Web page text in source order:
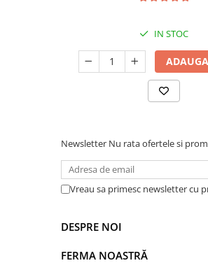
IN STOC
Newsletter Nu rata ofertele si
Vreau sa primesc newsletter cu
DESPRE NOI
FERMA NOASTRĂ